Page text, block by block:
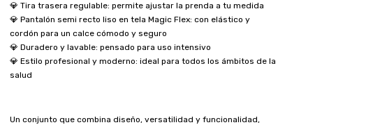
💎 Tira trasera regulable: permite ajustar la prenda a tu medida
💎 Pantalón semi recto liso en tela Magic Flex: con elástico y
cordón para un calce cómodo y seguro
💎 Duradero y lavable: pensado para uso intensivo
💎 Estilo profesional y moderno: ideal para todos los ámbitos de la
salud
Un conjunto que combina diseño, versatilidad y funcionalidad,